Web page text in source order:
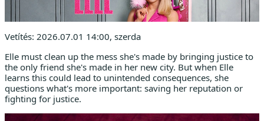
Vetítés: 2026.07.01 14:00, szerda
Elle must clean up the mess she's made by bringing justice to
the only friend she's made in her new city. But when Elle
learns this could lead to unintended consequences, she
questions what's more important: saving her reputation or
fighting for justice.